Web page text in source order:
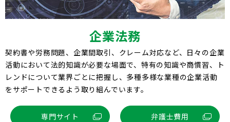
企業法務
契約書や労務問題、企業間取引、クレーム対応など、日々の企業
活動において法的知識が必要な場面で、特有の知識や商慣習、ト
レンドについて業界ごとに把握し、多種多様な業種の企業活動
をサポートできるよう取り組んでいます。
専門サイト 弁護士費用